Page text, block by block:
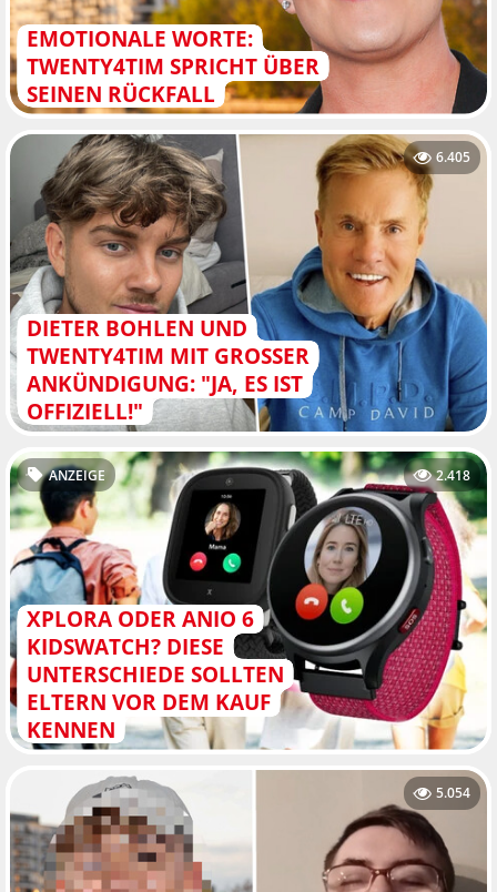
EMOTIONALE WORTE:
TWENTY4TIM SPRICHT ÜBER
SEINEN RÜCKFALL
DIETER BOHLEN UND
TWENTY4TIM MIT GROSSER A
NKÜNDIGUNG: "JA, ES IST O
FFIZIELL!"
6.405
XPLORA ODER ANIO 6
KIDSWATCH? DIESE
UNTERSCHIEDE SOLLTEN
ELTERN VOR DEM KAUF
KENNEN
ANZEIGE 2.418
5.054